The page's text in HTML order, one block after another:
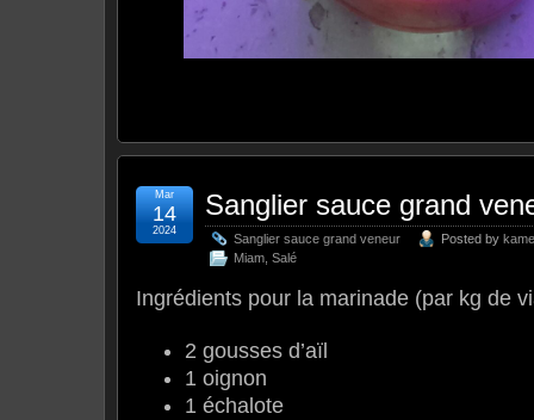
Sanglier sauce grand
Sanglier sauce grand veneur Posted by kame
Miam Salé
Mar
14
2024
Ingrédients pour la marinade (par kg de
2 gousses d’aïl
1 oignon
1 échalote